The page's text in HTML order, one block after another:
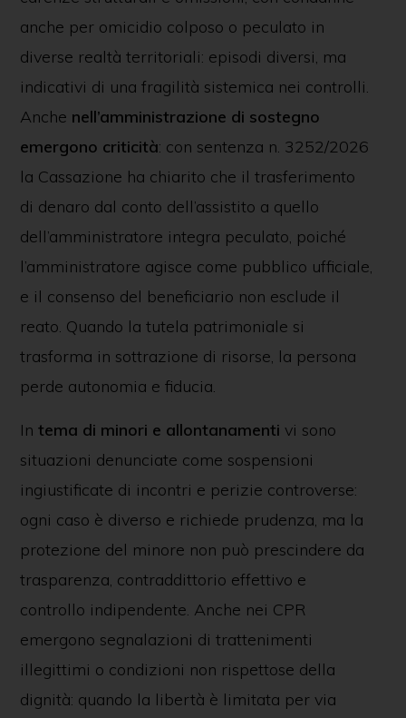
anche per omicidio colposo o peculato in
diverse realtà territoriali: episodi diversi, ma
indicativi di una fragilità sistemica nei controlli.
Anche nell’amministrazione di sostegno
emergono criticità: con sentenza n. 3252/2026
la Cassazione ha chiarito che il trasferimento
di denaro dal conto dell’assistito a quello
dell’amministratore integra peculato, poiché
l’amministratore agisce come pubblico ufficiale,
e il consenso del beneficiario non esclude il
reato. Quando la tutela patrimoniale si
trasforma in sottrazione di risorse, la persona
perde autonomia e fiducia.
In tema di minori e allontanamenti vi sono
situazioni denunciate come sospensioni
ingiustificate di incontri e perizie controverse:
ogni caso è diverso e richiede prudenza, ma la
protezione del minore non può prescindere da
trasparenza, contraddittorio effettivo e
controllo indipendente. Anche nei CPR
emergono segnalazioni di trattenimenti
illegittimi o condizioni non rispettose della
dignità: quando la libertà è limitata per via